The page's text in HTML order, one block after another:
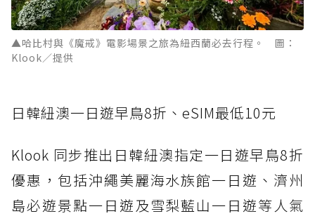
▲哈比村與《魔戒》電影場景之旅為紐西蘭必去行程。 圖：
Klook／提供
日韓紐澳一日遊早鳥8折、eSIM最低10元
Klook 同步推出日韓紐澳指定一日遊早鳥8折
優惠，包括沖繩美麗海水族館一日遊、濟州
島必遊景點一日遊及雪梨藍山一日遊等人氣